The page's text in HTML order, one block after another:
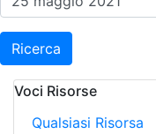
Ricerca
Voci Risorse
Qualsiasi Risorsa